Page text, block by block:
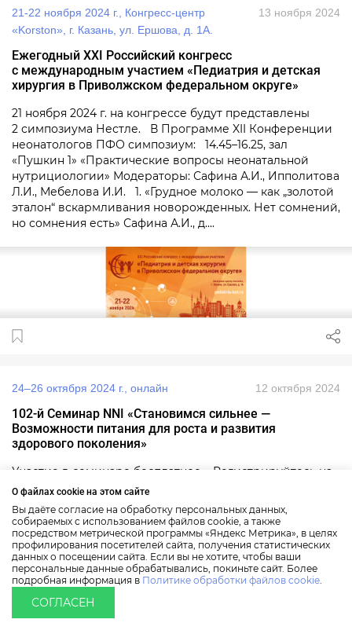
21-22 ноября 2024 г., Конгресс-центр
«Korston», г. Казань, ул. Ершова, д. 1А.
13 ноября 2024
Ежегодный XXI Российский конгресс
с международным участием «Педиатрия и детская
хирургия в Приволжском федеральном округе»
21 ноября 2024 г. на конгрессе будут представлены
2 симпозиума Нестле. В Программе XII Конференции
неонатологов ПФО симпозиум: 14.45–16.25, зал
«Пушкин 1» «Практические вопросы неонатальной
нутрициологии» Модераторы: Сафина А.И., Ипполитова
Л.И., Мебелова И.И. 1. «Грудное молоко — как „золотой
эталон“ вскармливания новорожденных. Нет сомнений,
но сомнения есть» Сафина А.И., д....
24–26 октября 2024 г., онлайн 12 октября 2024
102-й Семинар NNI «Становимся сильнее —
Возможности питания для роста и развития
здорового поколения»
Участие в семинаре бесплатное. Регистрируйтесь на
сайте NNI - Nestlé Nutrition Institute.
О файлах cookie на этом сайте
Вы даёте согласие на обработку персональных данных,
собираемых с использованием файлов cookie, а также
посредством метрической программы «Яндекс Метрика», в целях
профилирования посетителей сайта, получения статистических
данных о посещении сайта. Если вы не хотите, чтобы ваши
персональные данные обрабатывались, покиньте сайт. Более
подробная информация в Политике обработки файлов cookie
СОГЛАСЕН